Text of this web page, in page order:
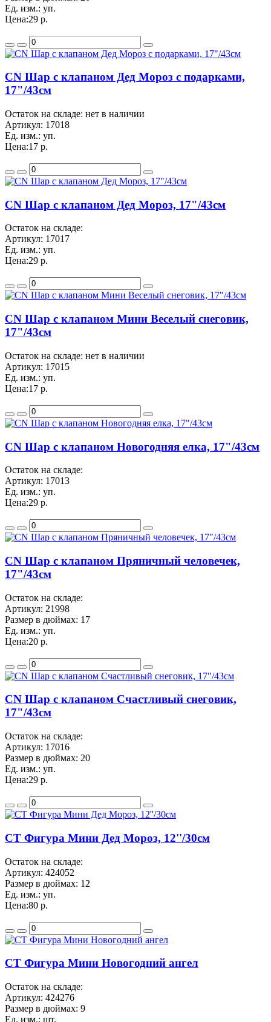
Ед. изм.: уп.
Цена:29 р.
CN Шар с клапаном Дед Мороз с подарками,
17"/43см
Остаток на складе: нет в наличии
Артикул: 17018
Ед. изм.: уп.
Цена:17 р.
CN Шар с клапаном Дед Мороз, 17"/43см
Остаток на складе:
Артикул: 17017
Ед. изм.: уп.
Цена:29 р.
CN Шар с клапаном Мини Веселый снеговик,
17"/43см
Остаток на складе: нет в наличии
Артикул: 17015
Ед. изм.: уп.
Цена:17 р.
CN Шар с клапаном Новогодняя елка, 17"/43см
Остаток на складе:
Артикул: 17013
Ед. изм.: уп.
Цена:29 р.
CN Шар с клапаном Пряничный человечек,
17"/43см
Остаток на складе:
Артикул: 21998
Размер в дюймах: 17
Ед. изм.: уп.
Цена:20 р.
CN Шар с клапаном Счастливый снеговик,
17"/43см
Остаток на складе:
Артикул: 17016
Размер в дюймах: 20
Ед. изм.: уп.
Цена:29 р.
CT Фигура Мини Дед Мороз, 12''/30см
Остаток на складе:
Артикул: 424052
Размер в дюймах: 12
Ед. изм.: уп.
Цена:80 р.
CT Фигура Мини Новогодний ангел
Остаток на складе:
Артикул: 424276
Размер в дюймах: 9
Ед. изм.: шт.